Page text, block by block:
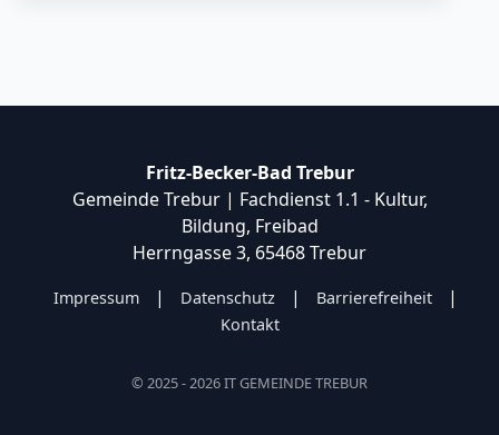
Fritz-Becker-Bad Trebur
Gemeinde Trebur | Fachdienst 1.1 - Kultur,
Bildung, Freibad
Herrngasse 3, 65468 Trebur
Impressum | Datenschutz | Barrierefreiheit |
Kontakt
© 2025 - 2026 IT GEMEINDE TREBUR